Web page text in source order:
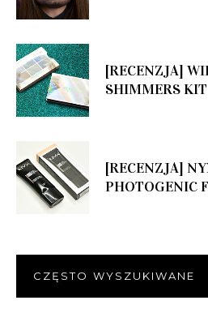
[RECENZJA]
SHIMMERS KIT
[RECENZJA]
PHOTOGENIC
CZĘSTO WYSZUKIWANE